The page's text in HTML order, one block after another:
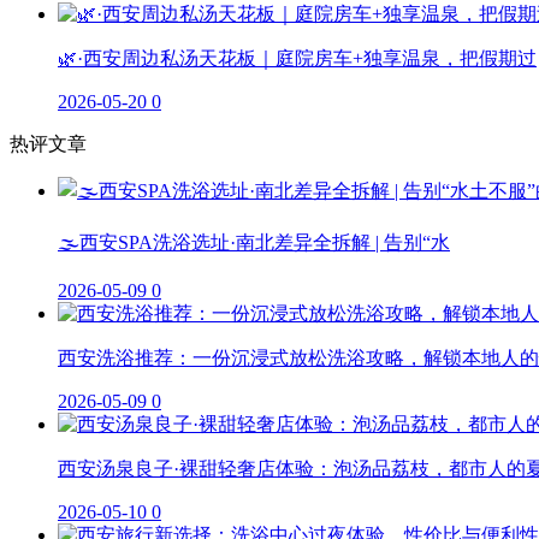
🌿·西安周边私汤天花板｜庭院房车+独享温泉，把假期过
2026-05-20 0
热评文章
🌫️西安SPA洗浴选址·南北差异全拆解 | 告别“水
2026-05-09 0
西安洗浴推荐：一份沉浸式放松洗浴攻略，解锁本地人
2026-05-09 0
西安汤泉良子·裸甜轻奢店体验：泡汤品荔枝，都市人的
2026-05-10 0